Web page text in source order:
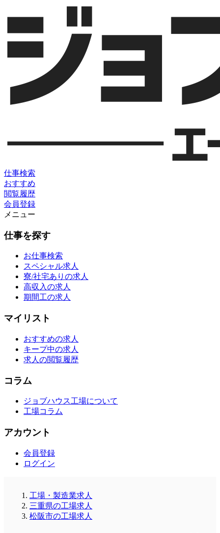
仕事検索
おすすめ
閲覧履歴
会員登録
メニュー
仕事を探す
お仕事検索
スペシャル求人
寮/社宅ありの求人
高収入の求人
期間工の求人
マイリスト
おすすめの求人
キープ中の求人
求人の閲覧履歴
コラム
ジョブハウス工場について
工場コラム
アカウント
会員登録
ログイン
工場・製造業求人
三重県の工場求人
松阪市の工場求人